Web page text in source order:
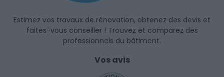
Estimez vos travaux de rénovation, obtenez des devis et
faites-vous conseiller ! Trouvez et comparez des
professionnels du bâtiment.
Vos avis